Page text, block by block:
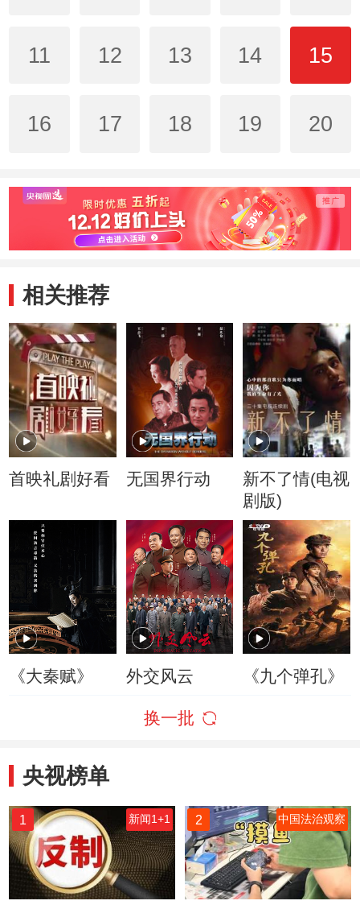
11 12 13 14 15
16 17 18 19 20
相关推荐
首映礼剧好看 无国界行动
新不了情(电视
剧版)
《大秦赋》 外交风云 《九个弹孔》
换一批
央视榜单
1 新闻1+1 2 中国法治观察